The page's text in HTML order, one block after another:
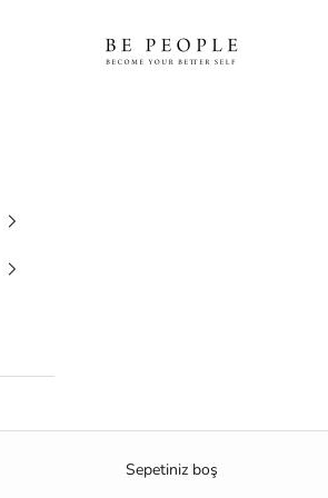
bepeople.co
Sepetiniz boş